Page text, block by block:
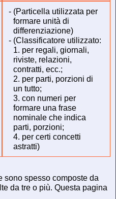
- (Particella utilizzata per
formare unità di
differenziazione)
- (Classificatore utilizzato:
1. per regali, giornali,
riviste, relazioni,
contratti, ecc.;
2. per parti, porzioni di
un tutto;
3. con numeri per
formare una frase
nominale che indica
parti, porzioni;
4. per certi concetti
astratti)
sono spesso composte da
da tre o più. Questa pagina